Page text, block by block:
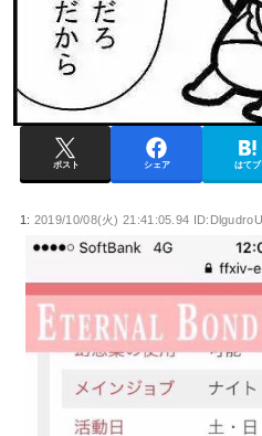
ポスト シェア はてブ
1: 2019/10/08(火) 21:41:05.94